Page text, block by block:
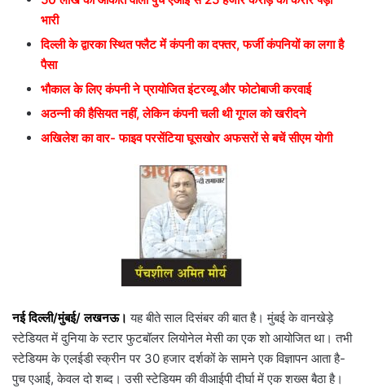
भारी
दिल्ली के द्वारका स्थित फ्लैट में कंपनी का दफ्तर, फर्जी कंपनियों का लगा है
पैसा
भौकाल के लिए कंपनी ने प्रायोजित इंटरव्यू और फोटोबाजी करवाई
अठन्नी की हैसियत नहीं, लेकिन कंपनी चली थी गूगल को खरीदने
अखिलेश का वार- फाइव परसेंटिया घूसखोर अफसरों से बचें सीएम योगी
नई दिल्ली/मुंबई/ लखनऊ। यह बीते साल दिसंबर की बात है। मुंबई के वानखेड़े
स्टेडियत में दुनिया के स्टार फुटबॉलर लियोनेल मेसी का एक शो आयोजित था। तभी
स्टेडियम के एलईडी स्क्रीन पर 30 हजार दर्शकों के सामने एक विज्ञापन आता है-
पुच एआई, केवल दो शब्द। उसी स्टेडियम की वीआईपी दीर्घा में एक शख्स बैठा है।